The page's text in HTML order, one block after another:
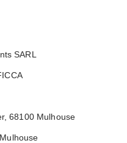
SARL
68100 Mulhouse